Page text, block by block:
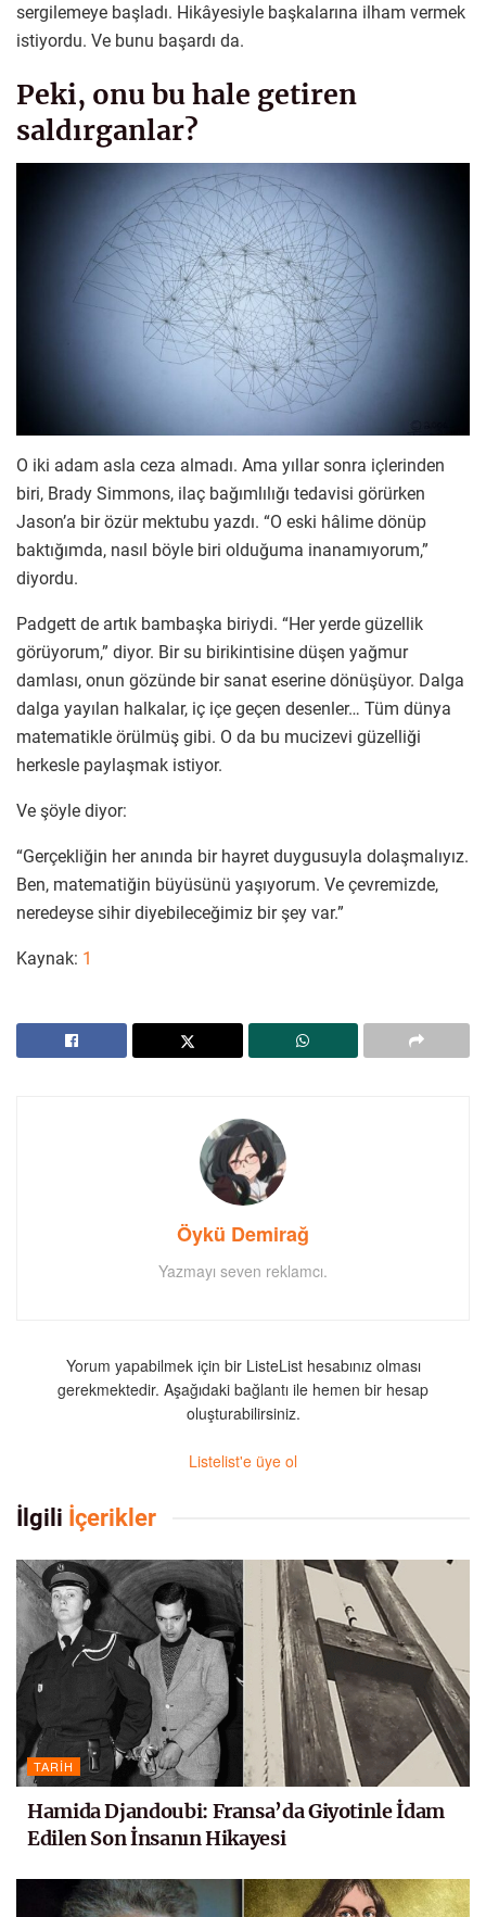
sergilemeye başladı. Hikâyesiyle başkalarına ilham vermek
istiyordu. Ve bunu başardı da.
Peki, onu bu hale getiren
saldırganlar?
O iki adam asla ceza almadı. Ama yıllar sonra içlerinden
biri, Brady Simmons, ilaç bağımlılığı tedavisi görürken
Jason’a bir özür mektubu yazdı. “O eski hâlime dönüp
baktığımda, nasıl böyle biri olduğuma inanamıyorum,”
diyordu.
Padgett de artık bambaşka biriydi. “Her yerde güzellik
görüyorum,” diyor. Bir su birikintisine düşen yağmur
damlası, onun gözünde bir sanat eserine dönüşüyor. Dalga
dalga yayılan halkalar, iç içe geçen desenler… Tüm dünya
matematikle örülmüş gibi. O da bu mucizevi güzelliği
herkesle paylaşmak istiyor.
Ve şöyle diyor:
“Gerçekliğin her anında bir hayret duygusuyla dolaşmalıyız.
Ben, matematiğin büyüsünü yaşıyorum. Ve çevremizde,
neredeyse sihir diyebileceğimiz bir şey var.”
Kaynak: 1
Öykü Demirağ
Yazmayı seven reklamcı.
Yorum yapabilmek için bir ListeList hesabınız olması
gerekmektedir. Aşağıdaki bağlantı ile hemen bir hesap
oluşturabilirsiniz.
Listelist'e üye ol
İlgili İçerikler
TARIH
Hamida Djandoubi: Fransa’da Giyotinle İdam
Edilen Son İnsanın Hikayesi